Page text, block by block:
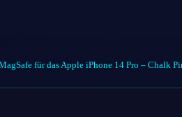
für das Apple iPhone 14 Pro – Chalk